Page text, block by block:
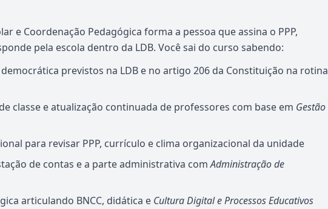
e Coordenação Pedagógica forma a pessoa que assina o PPP,
pela escola dentro da LDB. Você sai do curso sabendo:
previstos na LDB e no artigo 206 da Constituição na rotina
classe e atualização continuada de professores com base em Gestão
para revisar PPP, currículo e clima organizacional da unidade
de contas e a parte administrativa comAdministração de
articulando BNCC, didática e Cultura Digital e Processos Educativos